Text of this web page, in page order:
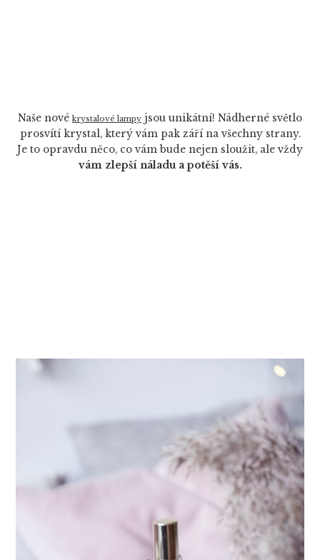
Naše nové krystalové lampy jsou unikátní! Nádherné světlo
prosvítí krystal, který vám pak září na všechny strany.
Je to opravdu něco, co vám bude nejen sloužit, ale vždy
vám zlepší náladu a potěší vás.